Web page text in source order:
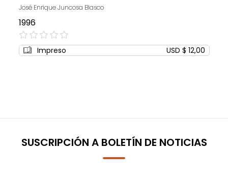
José Enrique Juncosa Blasco
1996
0%
Impreso USD $ 12,00
SUSCRIPCIÓN A BOLETÍN DE NOTICIAS